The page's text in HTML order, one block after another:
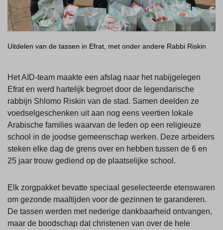
Uitdelen van de tassen in Efrat, met onder andere Rabbi Riskin
Het AID-team maakte een afslag naar het nabijgelegen
Efrat en werd hartelijk begroet door de legendarische
rabbijn Shlomo Riskin van de stad. Samen deelden ze
voedselgeschenken uit aan nog eens veertien lokale
Arabische families waarvan de leden op een religieuze
school in de joodse gemeenschap werken. Deze arbeiders
steken elke dag de grens over en hebben tussen de 6 en
25 jaar trouw gediend op de plaatselijke school.
Elk zorgpakket bevatte speciaal geselecteerde etenswaren
om gezonde maaltijden voor de gezinnen te garanderen.
De tassen werden met nederige dankbaarheid ontvangen,
maar de boodschap dat christenen van over de hele